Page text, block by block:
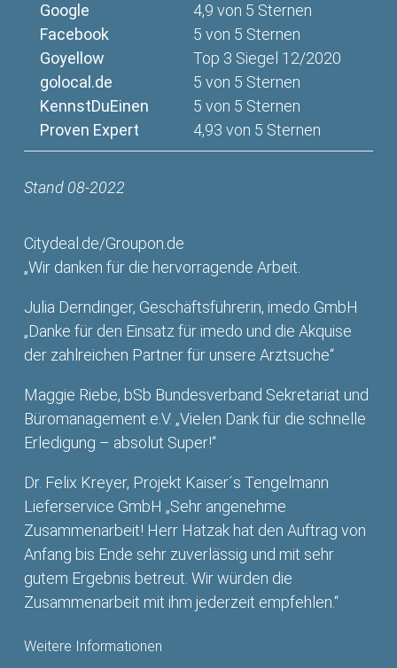
Google
Facebook
Goyellow
golocal.de
KennstDuEinen
Proven Expert
4,9 von 5 Sternen
5 von 5 Sternen
Top 3 Siegel 12/2020
5 von 5 Sternen
5 von 5 Sternen
4,93 von 5 Sternen
Stand 08-2022
Citydeal.de/Groupon.de
„Wir danken für die hervorragende Arbeit.
Julia Derndinger, Geschäftsführerin, imedo GmbH
„Danke für den Einsatz für imedo und die Akquise
der zahlreichen Partner für unsere Arztsuche“
Maggie Riebe, bSb Bundesverband Sekretariat und
Büromanagement e.V. „Vielen Dank für die schnelle
Erledigung – absolut Super!“
Dr. Felix Kreyer, Projekt Kaiser´s Tengelmann
Lieferservice GmbH „Sehr angenehme
Zusammenarbeit! Herr Hatzak hat den Auftrag von
Anfang bis Ende sehr zuverlässig und mit sehr
gutem Ergebnis betreut. Wir würden die
Zusammenarbeit mit ihm jederzeit empfehlen.“
Weitere Informationen